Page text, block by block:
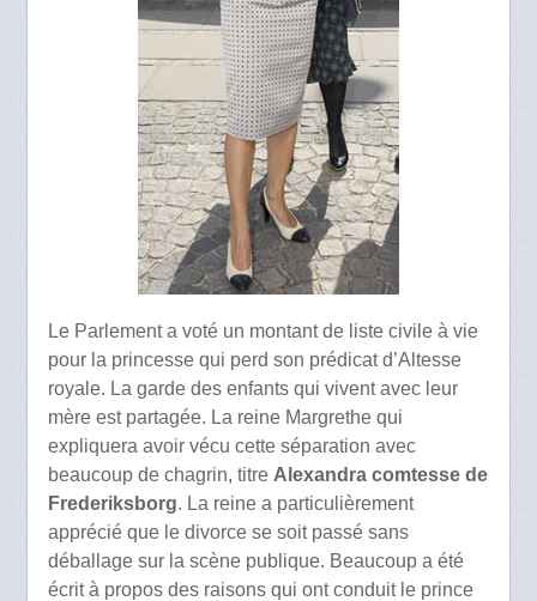
Le Parlement a voté un montant de liste civile à vie
pour la princesse qui perd son prédicat d’Altesse
royale. La garde des enfants qui vivent avec leur
mère est partagée. La reine Margrethe qui
expliquera avoir vécu cette séparation avec
beaucoup de chagrin, titre Alexandra comtesse de
Frederiksborg. La reine a particulièrement
apprécié que le divorce se soit passé sans
déballage sur la scène publique. Beaucoup a été
écrit à propos des raisons qui ont conduit le prince